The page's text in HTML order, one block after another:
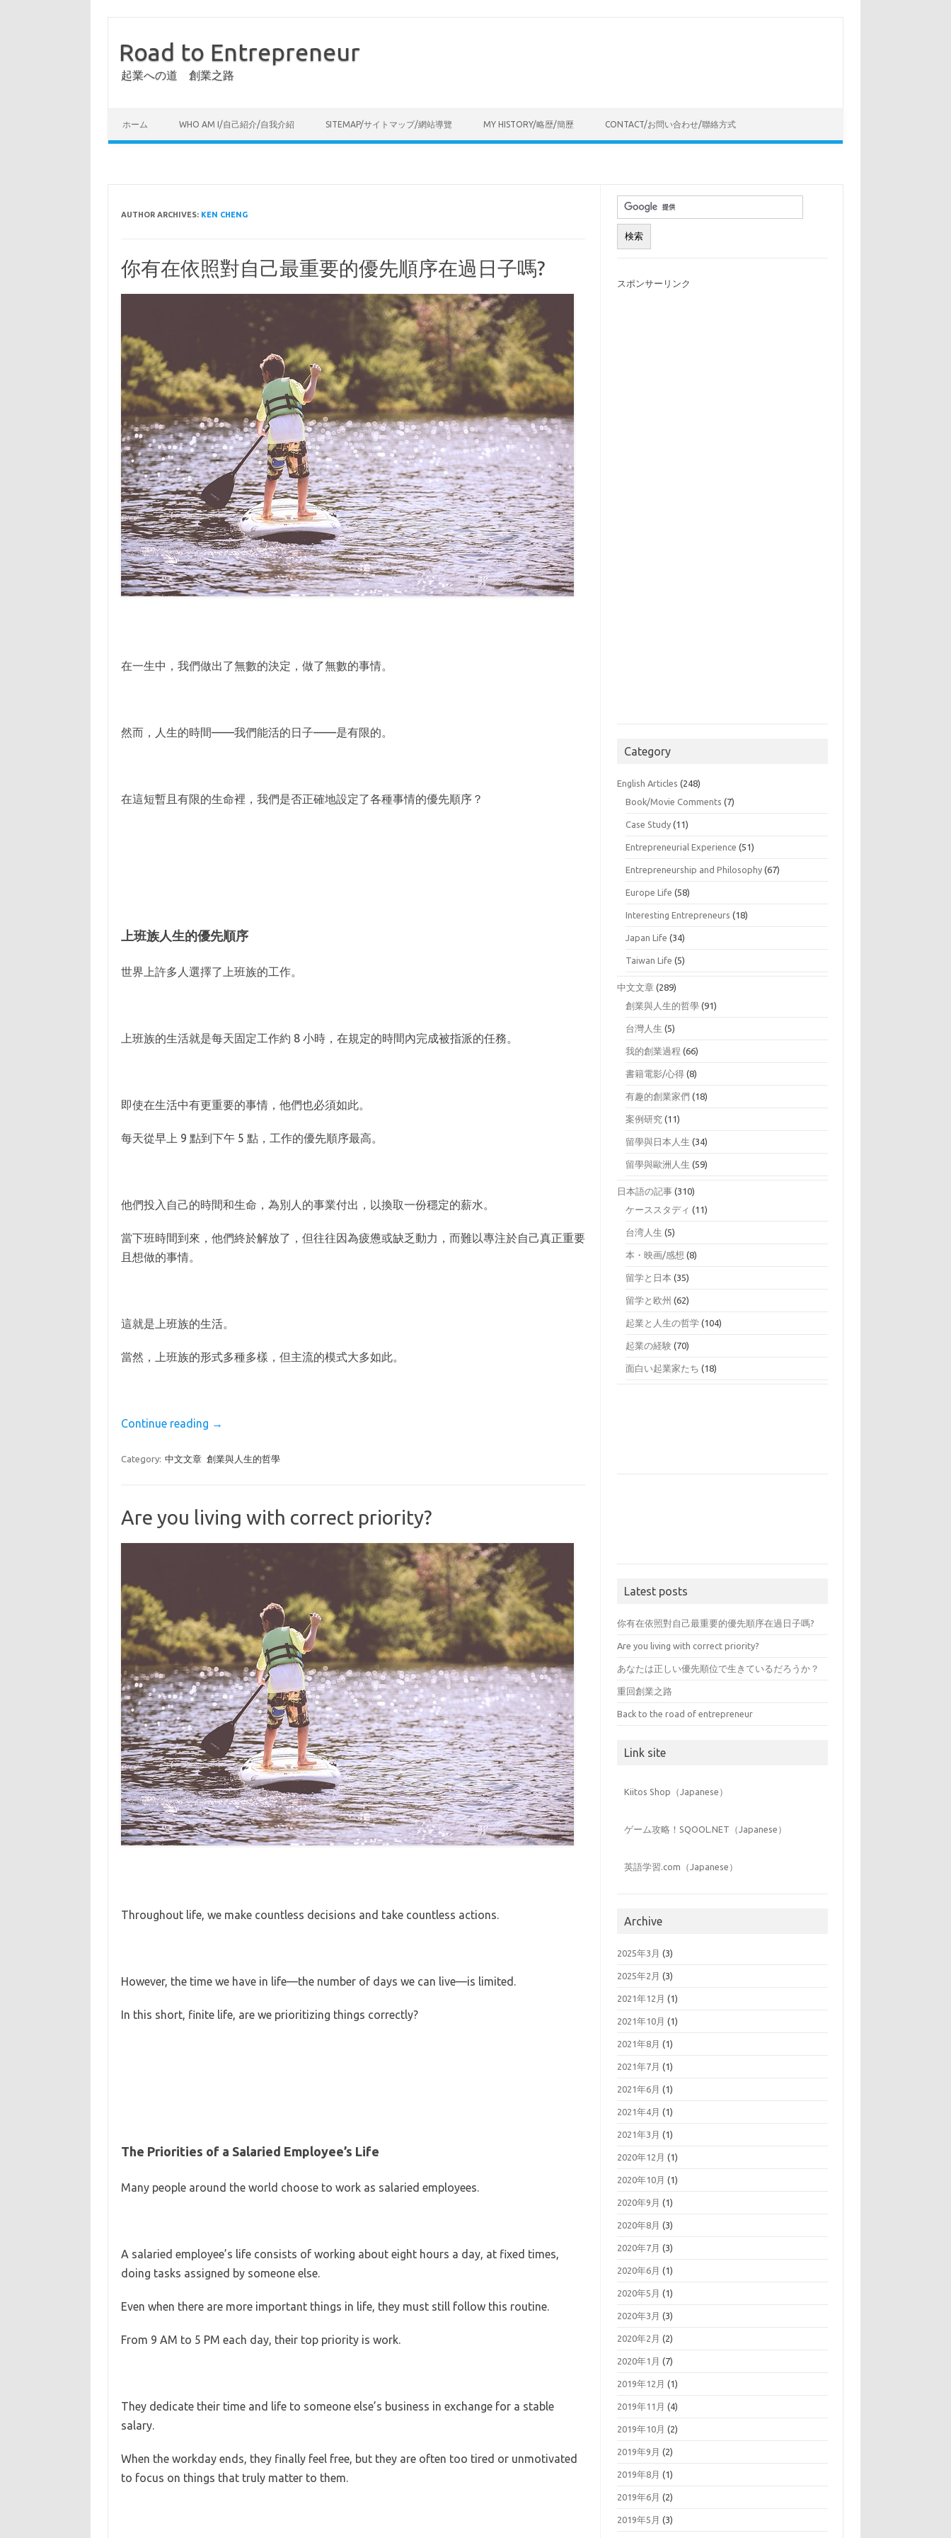
Road to Entrepreneur
起業への道 創業之路
ホーム WHO AM I/自己紹介/自我介紹 SITEMAP/サイトマップ/網站導覽 MY HISTORY/略歴/簡歷 CONTACT/お問い合わせ/聯絡方式
AUTHOR ARCHIVES: KEN CHENG
你有在依照對自己最重要的優先順序在過日子嗎?
在一生中，我們做出了無數的決定，做了無數的事情。
然而，人生的時間——我們能活的日子——是有限的。
在這短暫且有限的生命裡，我們是否正確地設定了各種事情的優先順序？
上班族人生的優先順序
世界上許多人選擇了上班族的工作。
上班族的生活就是每天固定工作約 8 小時，在規定的時間內完成被指派的任務。
即使在生活中有更重要的事情，他們也必須如此。
每天從早上 9 點到下午 5 點，工作的優先順序最高。
他們投入自己的時間和生命，為別人的事業付出，以換取一份穩定的薪水。
當下班時間到來，他們終於解放了，但往往因為疲憊或缺乏動力，而難以專注於自己真正重要
且想做的事情。
這就是上班族的生活。
當然，上班族的形式多種多樣，但主流的模式大多如此。
Continue reading →
Category: 中文文章 創業與人生的哲學
Are you living with correct priority?
Throughout life, we make countless decisions and take countless actions.
However, the time we have in life—the number of days we can live—is limited.
In this short, finite life, are we prioritizing things correctly?
The Priorities of a Salaried Employee’s Life
Many people around the world choose to work as salaried employees.
A salaried employee’s life consists of working about eight hours a day, at fixed times,
doing tasks assigned by someone else.
Even when there are more important things in life, they must still follow this routine.
From 9 AM to 5 PM each day, their top priority is work.
They dedicate their time and life to someone else’s business in exchange for a stable
salary.
When the workday ends, they finally feel free, but they are often too tired or unmotivated
to focus on things that truly matter to them.
スポンサーリンク
Category
English Articles (248)
Book/Movie Comments (7)
Case Study (11)
Entrepreneurial Experience (51)
Entrepreneurship and Philosophy (67)
Europe Life (58)
Interesting Entrepreneurs (18)
Japan Life (34)
Taiwan Life (5)
中文文章 (289)
創業與人生的哲學 (91)
台灣人生 (5)
我的創業過程 (66)
書籍電影/心得 (8)
有趣的創業家們 (18)
案例研究 (11)
留學與日本人生 (34)
留學與歐洲人生 (59)
日本語の記事 (310)
ケーススタディ (11)
台湾人生 (5)
本・映画/感想 (8)
留学と日本 (35)
留学と欧州 (62)
起業と人生の哲学 (104)
起業の経験 (70)
面白い起業家たち (18)
Latest posts
你有在依照對自己最重要的優先順序在過日子嗎?
Are you living with correct priority?
あなたは正しい優先順位で生きているだろうか？
重回創業之路
Back to the road of entrepreneur
Link site
Kiitos Shop（Japanese）
ゲーム攻略！SQOOL.NET（Japanese）
英語学習.com（Japanese）
Archive
2025年3月 (3)
2025年2月 (3)
2021年12月 (1)
2021年10月 (1)
2021年8月 (1)
2021年7月 (1)
2021年6月 (1)
2021年4月 (1)
2021年3月 (1)
2020年12月 (1)
2020年10月 (1)
2020年9月 (1)
2020年8月 (3)
2020年7月 (3)
2020年6月 (1)
2020年5月 (1)
2020年3月 (3)
2020年2月 (2)
2020年1月 (7)
2019年12月 (1)
2019年11月 (4)
2019年10月 (2)
2019年9月 (2)
2019年8月 (1)
2019年6月 (2)
2019年5月 (3)